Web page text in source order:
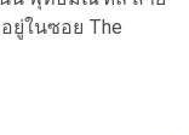
ยู่ในซอย The